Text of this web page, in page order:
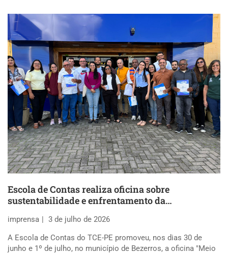
Escola de Contas realiza oficina sobre
sustentabilidade e enfrentamento da
imprensa
3 de julho de 2026
A Escola de Contas do TCE-PE promoveu, nos dias 30 de
junho e 1º de julho, no município de Bezerros, a oficina "Meio